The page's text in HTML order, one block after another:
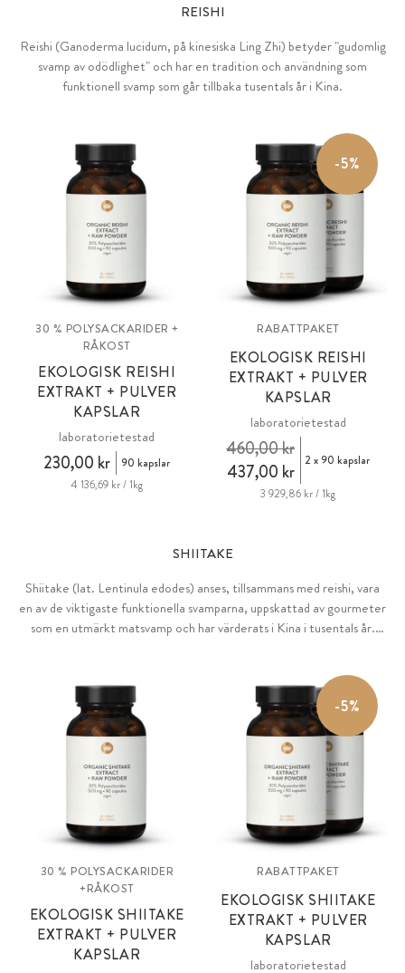
REISHI
Reishi (Ganoderma lucidum, på kinesiska Ling Zhi) betyder "gudomlig
svamp av odödlighet" och har en tradition och användning som
funktionell svamp som går tillbaka tusentals år i Kina.
30 % POLYSACKARIDER +
RÅKOST
EKOLOGISK REISHI
EXTRAKT + PULVER
KAPSLAR
laboratorietestad
230,00 kr
90 kapslar
4 136,69 kr / 1kg
-5%
RABATTPAKET
EKOLOGISK REISHI
EXTRAKT + PULVER
KAPSLAR
laboratorietestad
437,00 kr
460,00 kr 2 x 90 kapslar
3 929,86 kr / 1kg
SHIITAKE
Shiitake (lat. Lentinula edodes) anses, tillsammans med reishi, vara
en av de viktigaste funktionella svamparna, uppskattad av gourmeter
som en utmärkt matsvamp och har värderats i Kina i tusentals år.
råkostkvalitet för att bevara de värdefulla svampenzymerna. Finns
också som en blandning av extrakt och pulver, vilket förenar
fördelarna med båda produkterna.
30 % POLYSACKARIDER
+RÅKOST
EKOLOGISK SHIITAKE
EXTRAKT + PULVER
KAPSLAR
-5%
RABATTPAKET
EKOLOGISK SHIITAKE
EXTRAKT + PULVER
KAPSLAR
laboratorietestad